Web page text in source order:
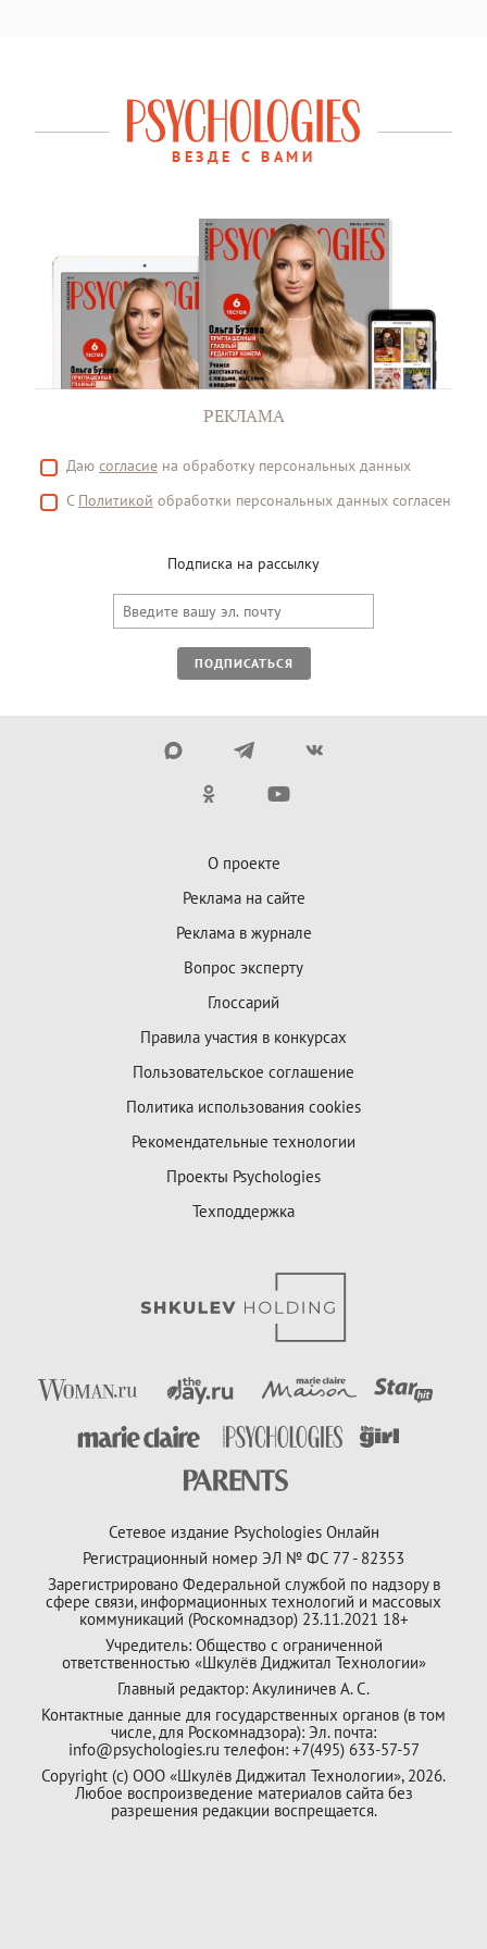
ВЕЗДЕ С ВАМИ
РЕКЛАМА
Даю согласие на обработку персональных данных
С Политикой обработки персональных данных согласен
Подписка на рассылку
ПОДПИСАТЬСЯ
О проекте
Реклама на сайте
Реклама в журнале
Вопрос эксперту
Глоссарий
Правила участия в конкурсах
Пользовательское соглашение
Политика использования cookies
Рекомендательные технологии
Проекты Psychologies
Техподдержка
Сетевое издание Psychologies Онлайн
Регистрационный номер ЭЛ № ФС 77 - 82353
Зарегистрировано Федеральной службой по надзору в
сфере связи, информационных технологий и массовых
коммуникаций (Роскомнадзор) 23.11.2021 18+
Учредитель: Общество с ограниченной
ответственностью «Шкулёв Диджитал Технологии»
Главный редактор: Акулиничев А. С.
Контактные данные для государственных органов (в том
числе, для Роскомнадзора): Эл. почта:
info@psychologies.ru телефон: +7(495) 633-57-57
Copyright (с) ООО «Шкулёв Диджитал Технологии», 2026.
Любое воспроизведение материалов сайта без
разрешения редакции воспрещается.